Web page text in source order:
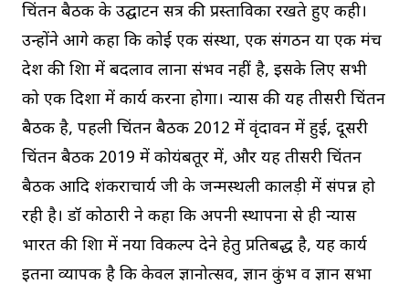
चिंतन बैठक के उद्घाटन सत्र की प्रस्ताविका रखते हुए कही।
उन्होंने आगे कहा कि कोई एक संस्था, एक संगठन या एक मंच
देश की शिक्षा में बदलाव लाना संभव नहीं है, इसके लिए सभी
को एक दिशा में कार्य करना होगा। न्यास की यह तीसरी चिंतन
बैठक है, पहली चिंतन बैठक 2012 में वृंदावन में हुई, दूसरी
चिंतन बैठक 2019 में कोयंबतूर में, और यह तीसरी चिंतन
बैठक आदि शंकराचार्य जी के जन्मस्थली कालड़ी में संपन्न हो
रही है। डॉ कोठारी ने कहा कि अपनी स्थापना से ही न्यास
भारत की शिक्षा में नया विकल्प देने हेतु प्रतिबद्ध है, यह कार्य
इतना व्यापक है कि केवल ज्ञानोत्सव, ज्ञान कुंभ व ज्ञान सभा